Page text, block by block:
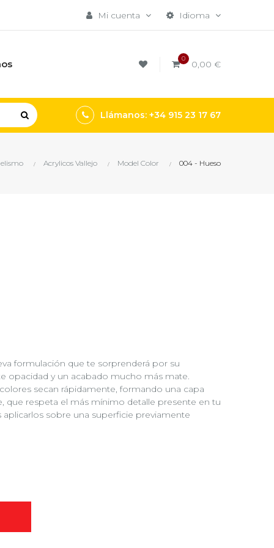
Idioma
Mi cuenta
0 0,00 €
Llámanos: +34 915 23 17 67
Acrylicos Vallejo Model Color 004 - Hueso
formulación que te sorprenderá por su
opacidad y un acabado mucho más mate.
secan rápidamente, formando una capa
que respeta el más mínimo detalle presente en tu
sobre una superficie previamente